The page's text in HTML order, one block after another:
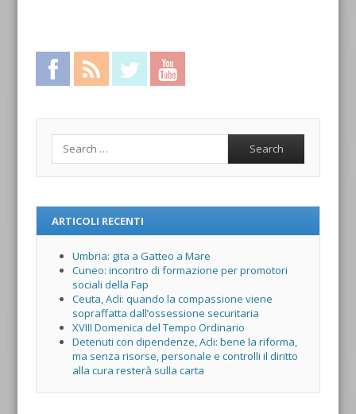
Facebook RSS Feed Twitter
ARTICOLI RECENTI
Umbria: gita a Gatteo a Mare
Cuneo: incontro di formazione per promotori
sociali della Fap
Ceuta, Acli: quando la compassione viene
sopraffatta dall’ossessione securitaria
XVIII Domenica del Tempo Ordinario
Detenuti con dipendenze, Acli: bene la riforma,
ma senza risorse, personale e controlli il diritto
alla cura resterà sulla carta